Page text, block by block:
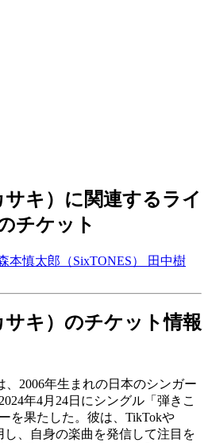
キ）に関連するライ
チケット
本慎太郎（SixTONES）
田中樹
キ）のチケット情報
2006年生まれの日本のシンガー
年4月24日にシングル「弾きこ
を果たした。彼は、TikTokや
し、自身の楽曲を発信して注目を